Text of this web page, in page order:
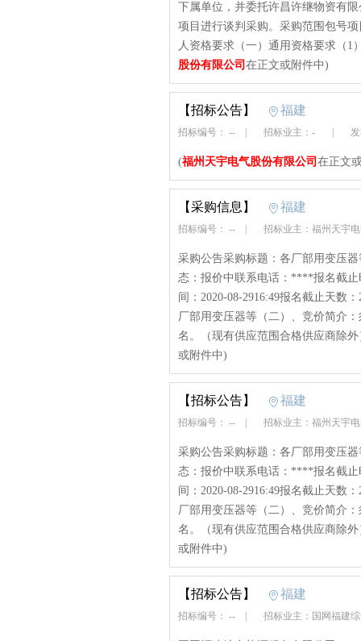
下属单位，并委托许昌许继物资有
项目进行谈判采购。采购范围包号
人资格要求（一）通用资格要求（1
股份有限公司 在正文或附件中)
【招标公告】 福建
招标编号： -- 招标业主：- 发
(福州天宇电气股份有限公司 在正文
【采购信息】 福建
招标编号： -- 招标业主：福州天宇
采购公告采购标题：各厂部用变压
态：报价中联系电话：****报名截止
间：2020-08-2916:49报名截止天数
厂部用变压器等（二）、竞价简介
名。（现有供应范围合格供应商除
或附件中)
【招标公告】 福建
招标编号： -- 招标业主：福州天宇
采购公告采购标题：各厂部用变压
态：报价中联系电话：****报名截止
间：2020-08-2916:49报名截止天数
厂部用变压器等（二）、竞价简介
名。（现有供应范围合格供应商除
或附件中)
【招标公告】 福建
招标编号： -- 招标业主：国网福建